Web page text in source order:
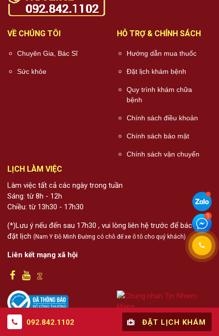
VỀ CHÚNG TÔI
Chuyên Gia, Bác Sĩ
Sức khỏe
HỖ TRỢ & CHÍNH SÁCH
Hướng dẫn mua thuốc
Đặt lịch khám bệnh
Quy trình khám chữa
bệnh
Chính sách điều khoản
Chính sách bảo mật
Chính sách vận chuyển
LỊCH LÀM VIỆC
Làm việc tất cả các ngày trong tuần
Sáng: từ 8h - 12h
Chiều: từ 13h30 - 17h30
(*)Lưu ý nếu đến sau 17h30 , vui lòng liên hệ trước để bác sĩ
đặt lịch (Nam Y Đỗ Minh Đường có chỗ để xe ô tô cho quý khách)
Liên kết mạng xã hội
Thông tin trên website này chỉ mang tính chất nội bộ tham khảo; không
092.842.1102 ĐẶT LỊCH KHÁM